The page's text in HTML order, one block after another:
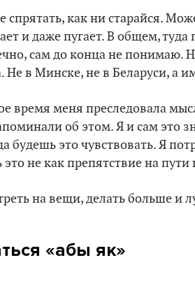
спрятать, как ни старайся.
и даже пугает. В общем, туда
сам до конца не понимаю.
Не в Минске, не в Беларуси, а
время меня преследовала
об этом. Я и сам это
будешь это чувствовать. Я
не как препятствие на пути
на вещи, делать больше и
«абы як»